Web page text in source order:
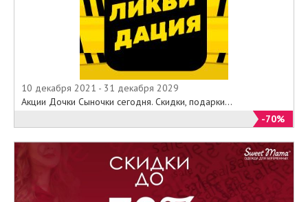
10 декабря 2021 - 31 декабря 2029
Акции Дочки Сыночки сегодня. Скидки, подарки...
-70%